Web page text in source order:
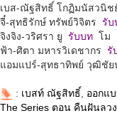
เบส-ณัฐสิทธิ์ โกฏิมนัสวนิช
จี๋-สุทธิรักษ์ ทรัพย์วิจิตร รับ
จิงจิง-วริศรา ยู รับบท โม
ฟ้า-ศิตา มหารวิเดชากร รั
แอมแปร์-สุทธาทิพย์ วุฒิชัย
: เบสท์ ณัฐสิทธิ์ ออกแ
The Series ตอน คืนฝันลวง